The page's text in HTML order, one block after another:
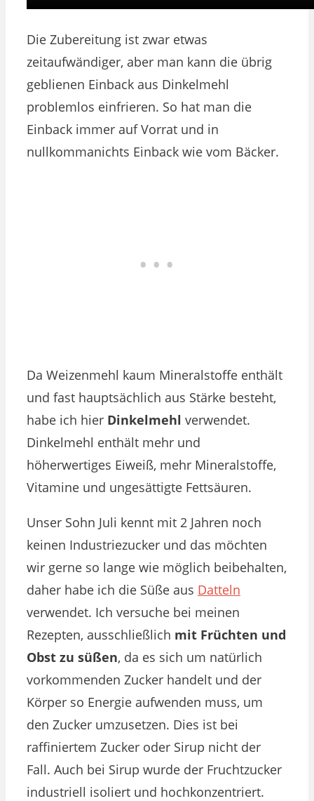
Die Zubereitung ist zwar etwas
zeitaufwändiger, aber man kann die übrig
geblienen Einback aus Dinkelmehl
problemlos einfrieren. So hat man die
Einback immer auf Vorrat und in
nullkommanichts Einback wie vom Bäcker.
Da Weizenmehl kaum Mineralstoffe enthält
und fast hauptsächlich aus Stärke besteht,
habe ich hier Dinkelmehl verwendet.
Dinkelmehl enthält mehr und
höherwertiges Eiweiß, mehr Mineralstoffe,
Vitamine und ungesättigte Fettsäuren.
Unser Sohn Juli kennt mit 2 Jahren noch
keinen Industriezucker und das möchten
wir gerne so lange wie möglich beibehalten,
daher habe ich die Süße aus Datteln
verwendet. Ich versuche bei meinen
Rezepten, ausschließlich mit Früchten und
Obst zu süßen, da es sich um natürlich
vorkommenden Zucker handelt und der
Körper so Energie aufwenden muss, um
den Zucker umzusetzen. Dies ist bei
raffiniertem Zucker oder Sirup nicht der
Fall. Auch bei Sirup wurde der Fruchtzucker
industriell isoliert und hochkonzentriert.